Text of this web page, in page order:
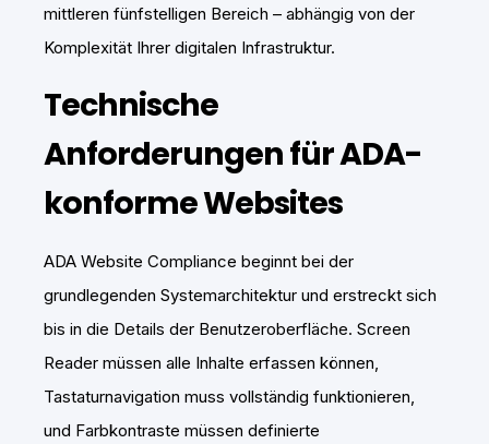
mittleren fünfstelligen Bereich – abhängig von der
Komplexität Ihrer digitalen Infrastruktur.
Technische
Anforderungen für ADA-
konforme Websites
ADA Website Compliance beginnt bei der
grundlegenden Systemarchitektur und erstreckt sich
bis in die Details der Benutzeroberfläche. Screen
Reader müssen alle Inhalte erfassen können,
Tastaturnavigation muss vollständig funktionieren,
und Farbkontraste müssen definierte